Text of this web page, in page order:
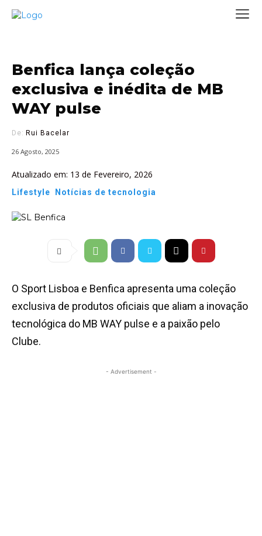
Benfica lança coleção
exclusiva e inédita de MB
WAY pulse
De: Rui Bacelar
26 Agosto, 2025
Atualizado em: 13 de Fevereiro, 2026
Lifestyle Notícias de tecnologia
O Sport Lisboa e Benfica apresenta uma coleção
exclusiva de produtos oficiais que aliam a inovação
tecnológica do MB WAY pulse e a paixão pelo
Clube.
- Advertisement -